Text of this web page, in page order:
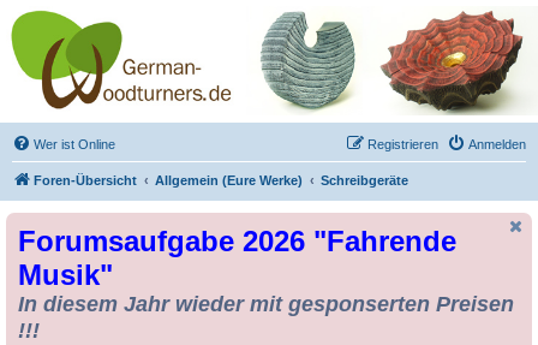
Drechseln und
Kunsthandwerk -
German-Woodturners
*Forum Sauerland*
Der Treffpunkt für Drechsler und Freunde des Kunsthandwerks
Wer ist Online Anmelden
Registrieren
Foren-Übersicht Allgemein (Eure Werke) Schreibgeräte
Forumsaufgabe 2026 "Fahrende
Musik"
In diesem Jahr wieder mit gesponserten Preisen
!!!